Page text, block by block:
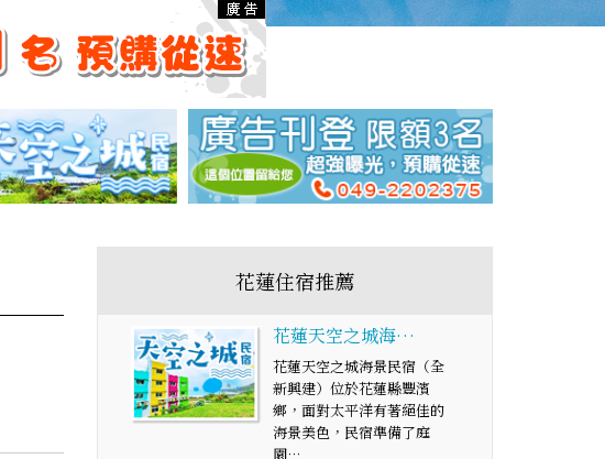
花蓮住宿推薦
花蓮天空之城海…
花蓮天空之城海景民宿（全
新興建）位於花蓮縣豐濱
鄉，面對太平洋有著絕佳的
海景美色，民宿準備了庭
園…